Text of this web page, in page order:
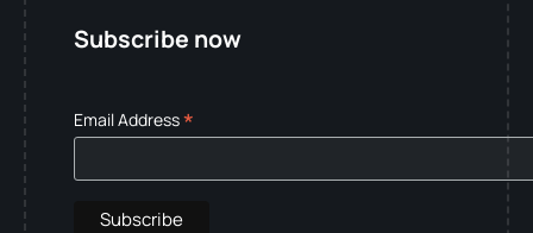
Subscribe now
Email Address*